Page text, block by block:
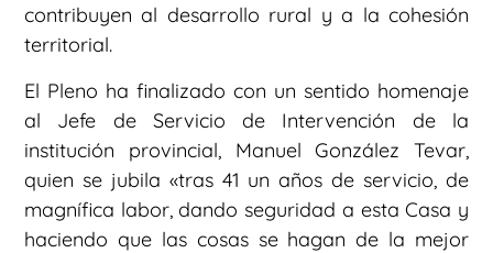
contribuyen al desarrollo rural y a la cohesión
territorial.
El Pleno ha finalizado con un sentido homenaje
al Jefe de Servicio de Intervención de la
institución provincial, Manuel González Tevar,
quien se jubila «tras 41 un años de servicio, de
magnífica labor, dando seguridad a esta Casa y
haciendo que las cosas se hagan de la mejor